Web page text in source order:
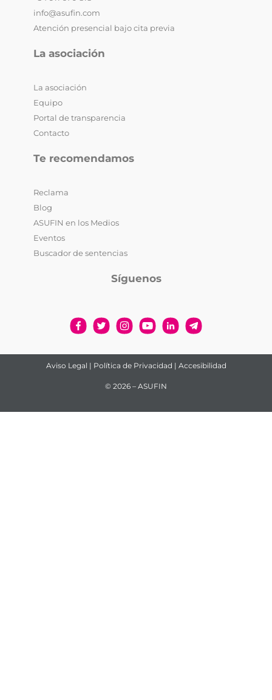
info@asufin.com
Atención presencial bajo cita previa
La asociación
La asociación
Equipo
Portal de transparencia
Contacto
Te recomendamos
Reclama
Blog
ASUFIN en los Medios
Eventos
Buscador de sentencias
Síguenos
Aviso Legal | Política de Privacidad | Accesibilidad
© 2026 – ASUFIN